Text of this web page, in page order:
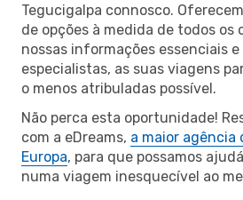
Tegucigalpa connosco.
de opções à medida de todos os
nossas informações essenciais
especialistas, as suas viagens
o menos atribuladas possível.
Não perca esta oportunidade!
com a eDreams, a maior agência
Europa, para que possamos
numa viagem inesquecível ao